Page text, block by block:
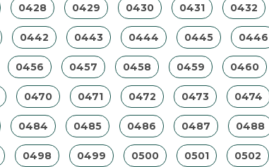
0428 0429 0430 0431 0432
0442 0443 0444 0445 0446
0456 0457 0458 0459 0460
0470 0471 0472 0473 0474
0484 0485 0486 0487 0488
0498 0499 0500 0501 0502